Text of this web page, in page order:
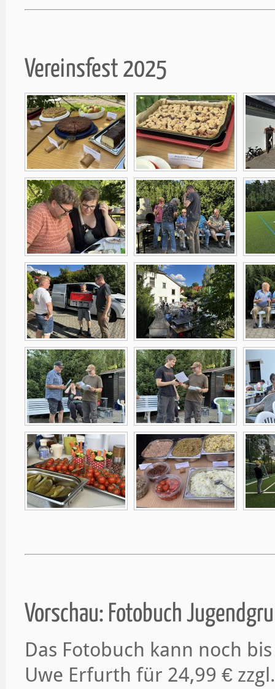
Vereinsfest 2025
Vorschau: Fotobuch
Das Fotobuch kann noch
Uwe Erfurth für 24,99 €